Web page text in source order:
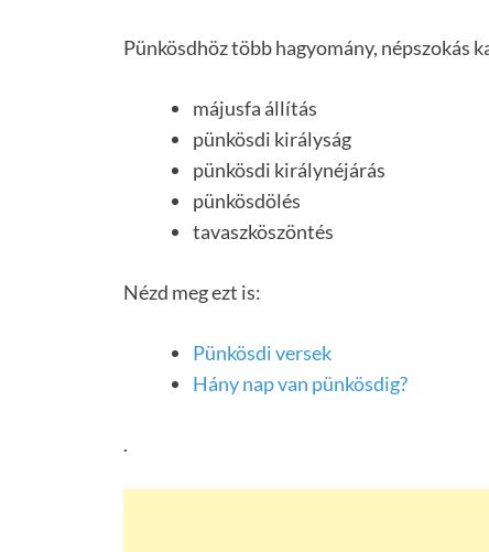
Pünkösdhöz több hagyomány, népszokás
májusfa állítás
pünkösdi királyság
pünkösdi királynéjárás
pünkösdölés
tavaszköszöntés
Nézd meg ezt is:
Pünkösdi versek
Hány nap van pünkösdig?
.